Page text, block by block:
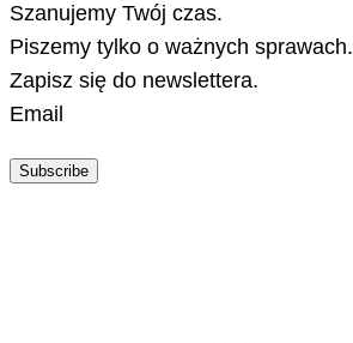
Szanujemy Twój czas.
Piszemy tylko o ważnych sprawach.
Zapisz się do newslettera.
Email
Subscribe